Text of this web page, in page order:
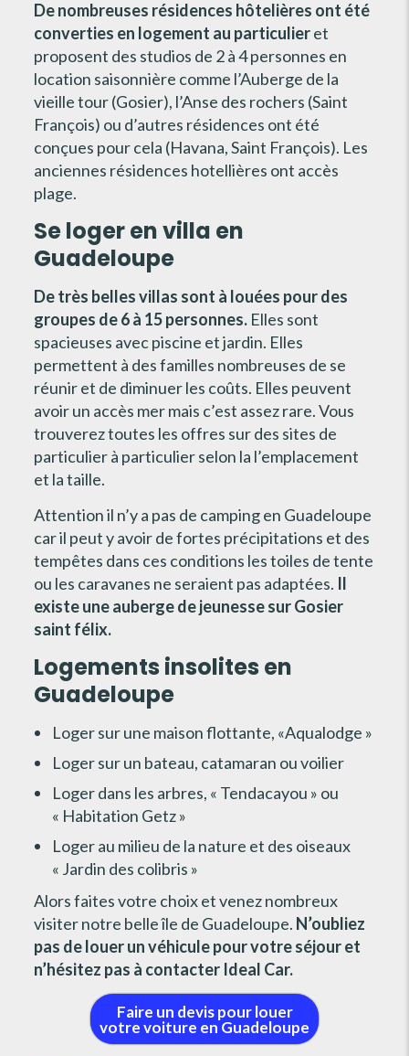
De nombreuses résidences hôtelières ont été
converties en logement au particulieret
proposent des studios de 2 à 4 personnes en
location saisonnière comme l’Auberge de la
vieille tour (Gosier), l’Anse des rochers (Saint
François) ou d’autres résidences ont été
conçues pour cela (Havana, Saint François). Les
anciennes résidences hotellières ont accès
plage.
Se loger en villa en
Guadeloupe
De très belles villas sont à louées pour des
groupes de 6 à 15 personnes. Elles sont
spacieuses avec piscine et jardin. Elles
permettent à des familles nombreuses de se
réunir et de diminuer les coûts. Elles peuvent
avoir un accès mer mais c’est assez rare. Vous
trouverez toutes les offres sur des sites de
particulier à particulier selon la l’emplacement
et la taille.
Attention il n’y a pas de camping en Guadeloupe
car il peut y avoir de fortes précipitations et des
tempêtes dans ces conditions les toiles de tente
ou les caravanes ne seraient pas adaptées. Il
existe une auberge de jeunesse sur Gosier
saint félix.
Logements insolites en
Guadeloupe
Loger sur une maison flottante, «Aqualodge »
Loger sur un bateau, catamaran ou voilier
Loger dans les arbres, « Tendacayou » ou
« Habitation Getz »
Loger au milieu de la nature et des oiseaux
« Jardin des colibris »
Alors faites votre choix et venez nombreux
visiter notre belle île de Guadeloupe. N’oubliez
pas de louer un véhicule pour votre séjour et
n’hésitez pas à contacter Ideal Car.
Faire un devis pour louer
votre voiture en Guadeloupe